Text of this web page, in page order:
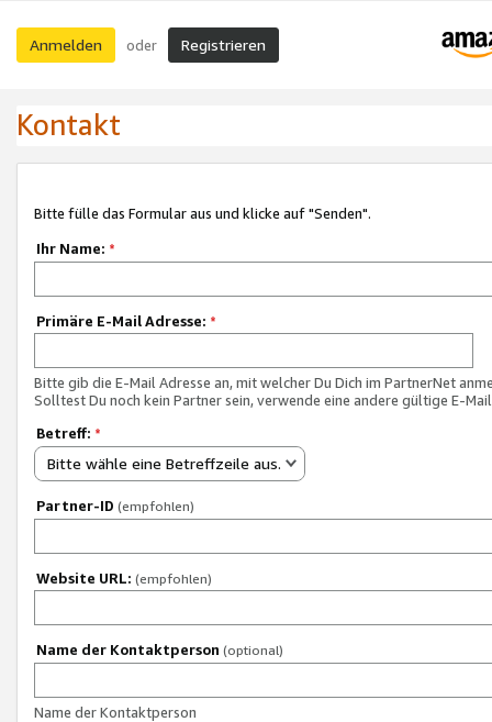
Anmelden oder Registrieren
Kontakt
Bitte fülle das Formular aus und klicke auf "Senden".
Ihr Name: *
Primäre E-Mail Adresse: *
Bitte gib die E-Mail Adresse an, mit welcher Du Dich im PartnerNet
Solltest Du noch kein Partner sein, verwende eine andere gültige E-
Betreff: *
Bitte wähle eine Betreffzeile aus.
Partner-ID (empfohlen)
Website URL: (empfohlen)
Name der Kontaktperson (optional)
Name der Kontaktperson